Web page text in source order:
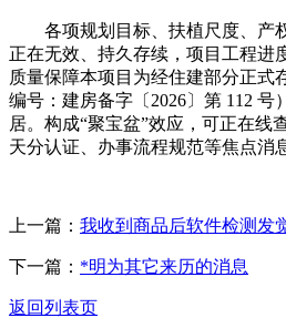
各项规划目标、扶植尺度、产
正在无效、持久存续，项目工程进
质量保障本项目为经住建部分正式
编号：建房备字〔2026〕第 112 号
居。构成“聚宝盆”效应，可正在线
天分认证、办事流程规范等焦点消
上一篇： 我收到商品后软件检测发
下一篇： *明为其它来历的消息
返回列表页